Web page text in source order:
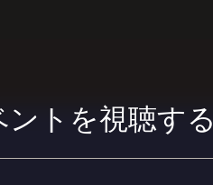
トを視聴する